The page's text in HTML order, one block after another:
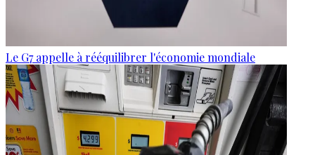
Le G7 appelle à rééquilibrer l'économie mondiale